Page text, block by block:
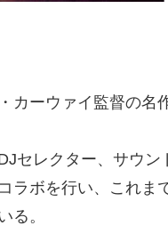
カーウァイ監督の名
セレクター、サウ
ラボを行い、これ
る。